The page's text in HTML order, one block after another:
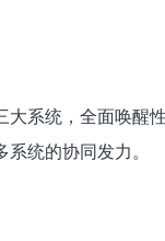
系统，全面唤醒
统的协同发力。